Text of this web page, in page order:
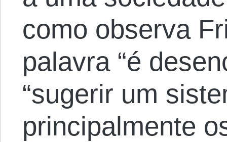
como observa
palavra “é
“sugerir um
principalmente